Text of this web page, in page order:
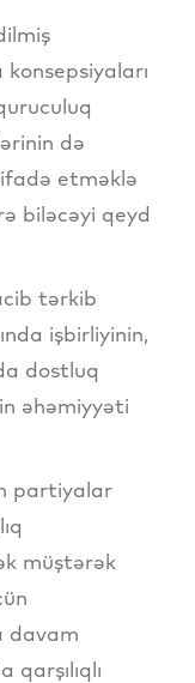
də
etməklə
biləcəyi qeyd
tərkib
işbirliyinin,
dostluq
əhəmiyyəti
partiyalar
müştərək
davam